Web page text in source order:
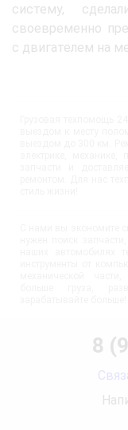
систему,
своевременно
с двигателем на
8